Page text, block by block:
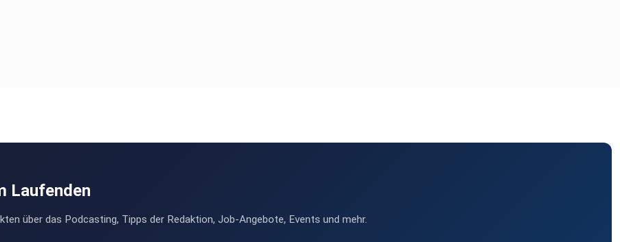
Laufenden
über das Podcasting, Tipps der Redaktion, Job-Angebote, Events und mehr.